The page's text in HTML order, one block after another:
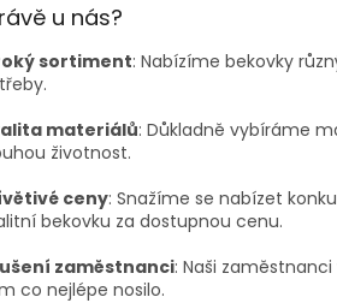
u nás?
sortiment: Nabízíme bekovky
materiálů: Důkladně vybíráme
životnost.
ceny: Snažíme se nabízet
bekovku za dostupnou cenu.
zaměstnanci: Naši
co nejlépe nosilo.